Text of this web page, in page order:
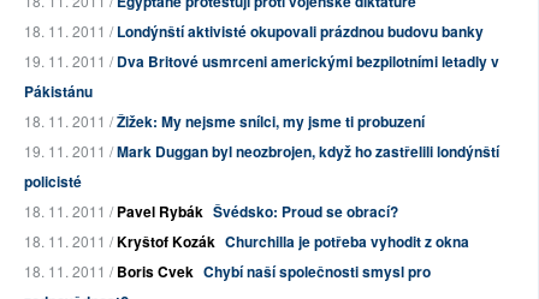
18. 11. 2011 /Londýnští aktivisté okupovali prázdnou budovu banky
19. 11. 2011 /Dva Britové usmrceni americkými bezpilotními letadly v
Pákistánu
18. 11. 2011 /Žižek: My nejsme snílci, my jsme ti probuzení
19. 11. 2011 /Mark Duggan byl neozbrojen, když ho zastřelili londýnští
policisté
18. 11. 2011 /Pavel Rybák Švédsko: Proud se obrací?
18. 11. 2011 /Kryštof Kozák Churchilla je potřeba vyhodit z okna
18. 11. 2011 /Boris Cvek Chybí naší společnosti smysl pro